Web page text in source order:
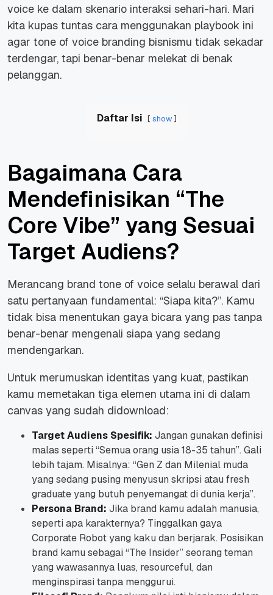
voice ke dalam skenario interaksi sehari-hari. Mari
kita kupas tuntas cara menggunakan playbook ini
agar tone of voice branding bisnismu tidak sekadar
terdengar, tapi benar-benar melekat di benak
pelanggan.
Daftar Isi show
Bagaimana Cara
Mendefinisikan “The
Core Vibe” yang Sesuai
Target Audiens?
Merancang brand tone of voice selalu berawal dari
satu pertanyaan fundamental: “Siapa kita?”. Kamu
tidak bisa menentukan gaya bicara yang pas tanpa
benar-benar mengenali siapa yang sedang
mendengarkan.
Untuk merumuskan identitas yang kuat, pastikan
kamu memetakan tiga elemen utama ini di dalam
canvas yang sudah didownload:
Target Audiens Spesifik: Jangan gunakan definisi
malas seperti “Semua orang usia 18-35 tahun”. Gali
lebih tajam. Misalnya: “Gen Z dan Milenial muda
yang sedang pusing menyusun skripsi atau fresh
graduate yang butuh penyemangat di dunia kerja”.
Persona Brand: Jika brand kamu adalah manusia,
seperti apa karakternya? Tinggalkan gaya
Corporate Robot yang kaku dan berjarak. Posisikan
brand kamu sebagai “The Insider” seorang teman
yang wawasannya luas, resourceful, dan
menginspirasi tanpa menggurui.